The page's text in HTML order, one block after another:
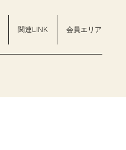
関連LINK 会員エリア